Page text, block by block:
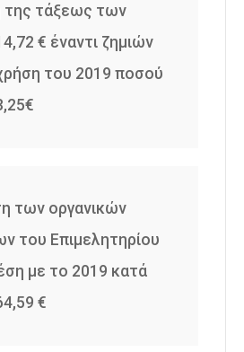
της τάξεως των
€ έναντι ζημιών
του 2019 ποσού
των οργανικών
του Επιμελητηρίου
με το 2019 κατά
€